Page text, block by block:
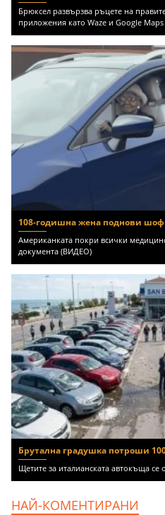
Брюксел развързва ръцете на
приложения като Waze и Google Maps
108-годишна жена поднови
Американката покри всички
документа (ВИДЕО)
Брутална градушка потроши
Щетите за италианската автокъща
НАЙ-КОМЕНТИРАНИ